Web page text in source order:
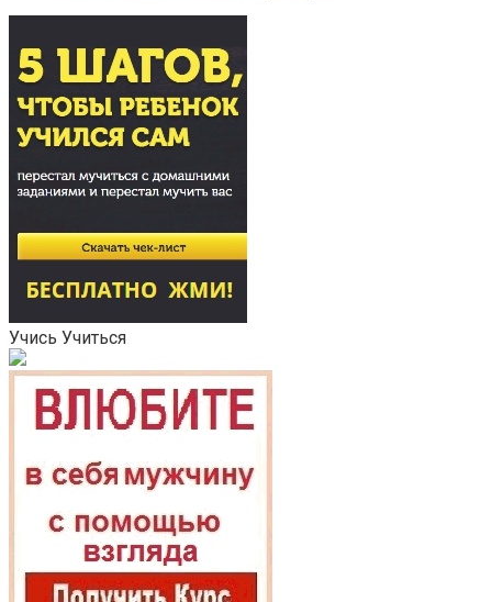
Учись Учиться